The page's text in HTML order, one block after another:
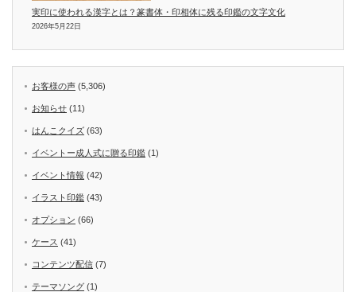
実印に使われる漢字とは？篆書体・印相体に残る印鑑の文字文化
2026年5月22日
お客様の声 (5,306)
お知らせ (11)
はんこクイズ (63)
イベントー成人式に贈る印鑑 (1)
イベント情報 (42)
イラスト印鑑 (43)
オプション (66)
ケース (41)
コンテンツ配信 (7)
テーマソング (1)